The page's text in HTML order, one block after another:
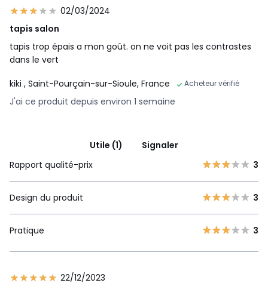
02/03/2024
tapis salon
tapis trop épais a mon goût. on ne voit pas les contrastes
dans le vert
kiki , Saint-Pourçain-sur-Sioule, France Acheteur vérifié
J'ai ce produit depuis environ 1 semaine
Utile (1)
Signaler
Rapport qualité-prix
3
Design du produit 3
Pratique 3
22/12/2023